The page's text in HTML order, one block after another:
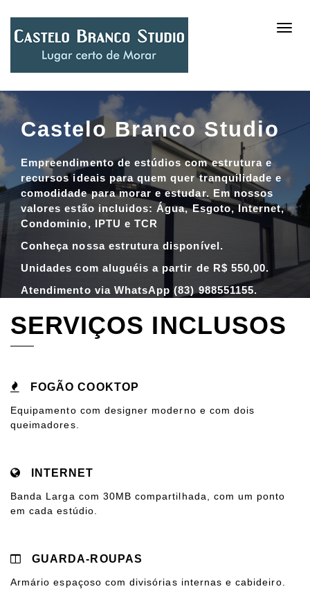
Castelo Branco Studio
Empreendimento de estúdios com estrutura e
recursos ideais para quem quer tranquilidade e
comodidade para morar e estudar. Em nossos
valores estão incluidos: Água, Esgoto, Internet,
Condominio, IPTU e TCR
Conheça nossa estrutura disponível.
Unidades com aluguéis a partir de R$ 550,00.
Atendimento via WhatsApp (83) 988551155.
SERVIÇOS INCLUSOS
FOGÃO COOKTOP
Equipamento com designer moderno e com dois
queimadores.
INTERNET
Banda Larga com 30MB compartilhada, com um ponto
em cada estúdio.
GUARDA-ROUPAS
Armário espaçoso com divisórias internas e cabideiro.